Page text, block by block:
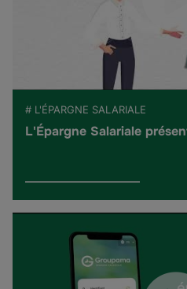
# L'ÉPARGNE SALARIALE
L'Épargne Salariale